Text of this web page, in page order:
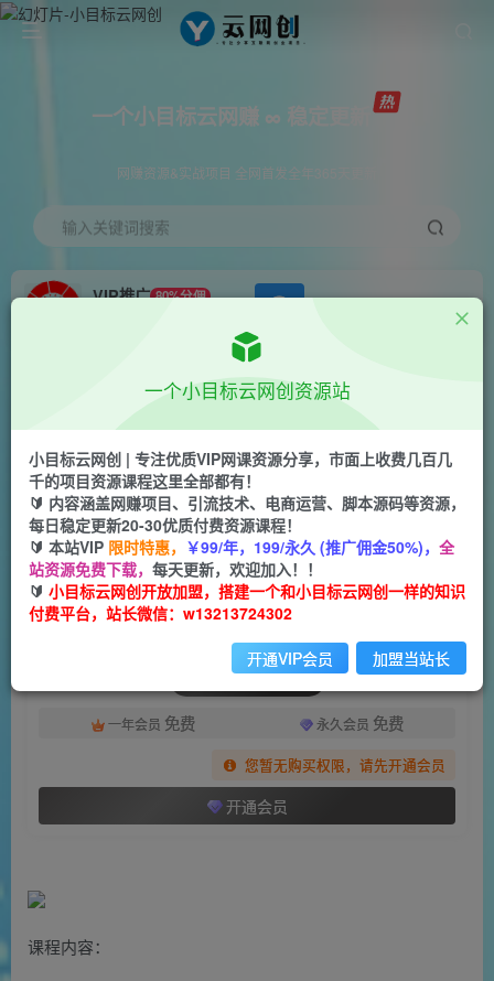
一个小目标云网赚 ∞ 稳定更新
网赚资源&实战项目 全网首发全年365天更新
输入关键词搜索
VIP推广 80%分佣
会员专属 正文
（7017期）2023·IP操盘手·认证营·第2期，掌握IP
影响力出圈的私域闭环路径（35节）
一个小目标云网创
2年前发布
关注 私信
649 64
此内容为付费阅读，请付费后查看
会员专属资源
一年会员 免费 永久会员 免费
您暂无购买权限，请先开通会员
开通会员
付费阅读
课程内容：
一个小目标云网创资源站
小目标云网创 | 专注优质VIP网课资源分享，市面上收费几百几
千的项目资源课程这里全部都有！
🔰 内容涵盖网赚项目、引流技术、电商运营、脚本源码等资源，
每日稳定更新20-30优质付费资源课程！
🔰 本站VIP 限时特惠， ￥99/年，199/永久 (推广佣金50%)， 全
站资源免费下载， 每天更新，欢迎加入！！
🔰 小目标云网创开放加盟，搭建一个和小目标云网创一样的知识
付费平台，站长微信：w13213724302
开通VIP会员 加盟当站长